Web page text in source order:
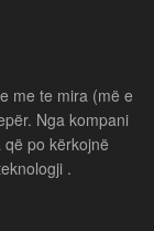
me te mira (më e
Nga kompani
po kërkojnë
.